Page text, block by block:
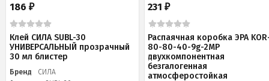
186 ₽
Клей СИЛА SUBL-30
УНИВЕРСАЛЬНЫЙ прозрачный
30 мл блистер
Бренд
СИЛА
231₽
Распаячная коробка ЭРА
80-80-40-9g-2MP
двухкомпонентная
безгалогенная
атмосферостойкая